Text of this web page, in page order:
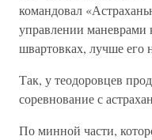
командовал
управлении маневрами
швартовках, лучше
Так, у теодоровцев
соревнование с
По минной части,